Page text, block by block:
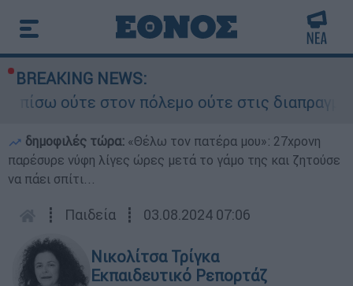
BREAKING NEWS:
στον πόλεμο ούτε στις
δημοφιλές τώρα: «Θέλω τον πατέρα μου»: 27χρονη
παρέσυρε νύφη λίγες ώρες μετά το γάμο της και ζητούσε
να πάει σπίτι...
┋ Παιδεία ┋ 03.08.2024 07:06
Νικολίτσα Τρίγκα
Εκπαιδευτικό Ρεπορτάζ